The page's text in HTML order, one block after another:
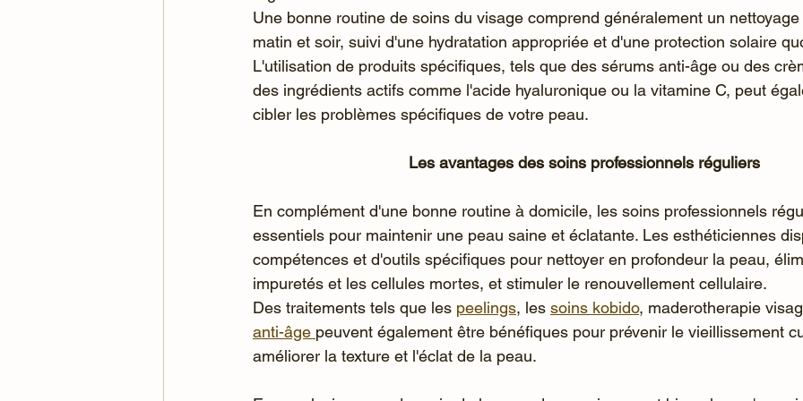
Une bonne routine de soins du visage comprend généralement un
matin et soir, suivi d'une hydratation appropriée et d'une protection solaire
L'utilisation de produits spécifiques, tels que des sérums anti-âge ou des
des ingrédients actifs comme l'acide hyaluronique ou la vitamine C, peut
cibler les problèmes spécifiques de votre peau.
Les avantages des soins professionnels réguliers
En complément d'une bonne routine à domicile, les soins professionnels
essentiels pour maintenir une peau saine et éclatante. Les esthéticiennes
compétences et d'outils spécifiques pour nettoyer en profondeur la peau,
impuretés et les cellules mortes, et stimuler le renouvellement cellulaire.
Des traitements tels que les peelings, les soins kobido, maderotherapie
anti-âge peuvent également être bénéfiques pour prévenir le vieillissement
améliorer la texture et l'éclat de la peau.